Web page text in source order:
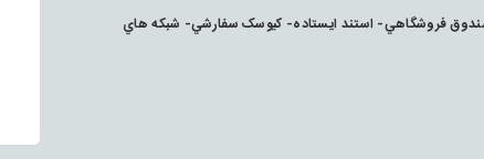
صندوق فروشگاهي- استند ايستاده- کيوسک سفارشي- شبکه هاي